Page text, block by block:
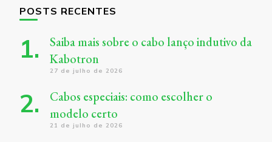
POSTS RECENTES
Saiba mais sobre o cabo lanço indutivo da
Kabotron
27 de julho de 2026
Cabos especiais: como escolher o
modelo certo
21 de julho de 2026